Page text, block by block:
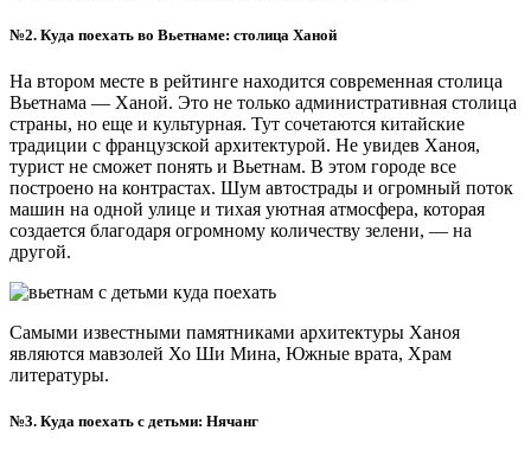
№2. Куда поехать во Вьетнаме: столица Ханой
На втором месте в рейтинге находится современная столица
Вьетнама — Ханой. Это не только административная столица
страны, но еще и культурная. Тут сочетаются китайские
традиции с французской архитектурой. Не увидев Ханоя,
турист не сможет понять и Вьетнам. В этом городе все
построено на контрастах. Шум автострады и огромный поток
машин на одной улице и тихая уютная атмосфера, которая
создается благодаря огромному количеству зелени, — на
другой.
Самыми известными памятниками архитектуры Ханоя
являются мавзолей Хо Ши Мина, Южные врата, Храм
литературы.
№3. Куда поехать с детьми: Нячанг